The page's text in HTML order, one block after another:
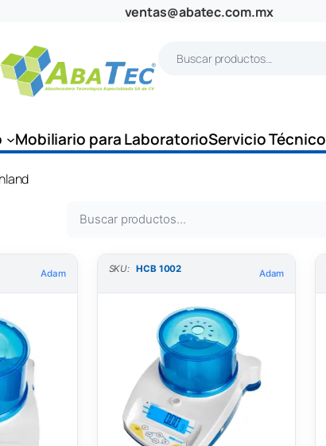
ventas@abatec.com.mx
a
Mobiliario para LaboratorioServicio Técnico
s
Adam SKU: HCB 1002 Adam